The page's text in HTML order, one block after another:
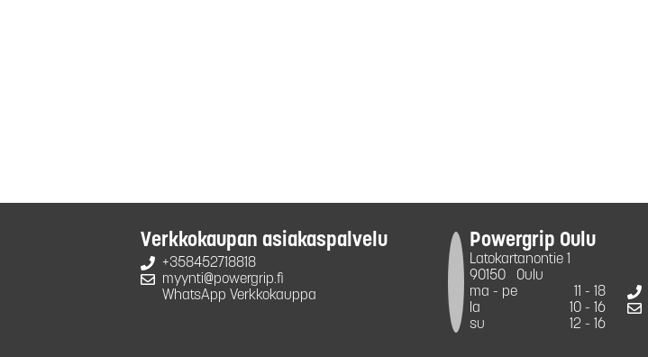
Verkkokaupan asiakaspalvelu
+358452718818
myynti@powergrip.fi
WhatsApp Verkkokauppa
Powergrip Oulu
Latokartanontie 1
90150
Oulu
ma - pe
11 - 18
la
10 - 16
su
12 - 16